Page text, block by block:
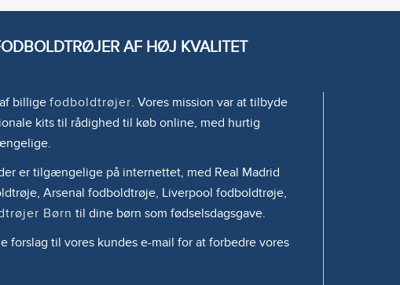
AF HØJ KVALITET
billige fodboldtrøjer. Vores mission var at tilbyde
kits til rådighed til køb online, med hurtig
er tilgængelige på internettet, med Real Madrid
Arsenal fodboldtrøje, Liverpool fodboldtrøje,
Børn til dine børn som fødselsdagsgave.
forslag til vores kundes e-mail for at forbedre vores